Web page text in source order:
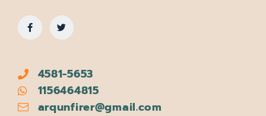
4581-5653
1156464815
arqunfirer@gmail.com